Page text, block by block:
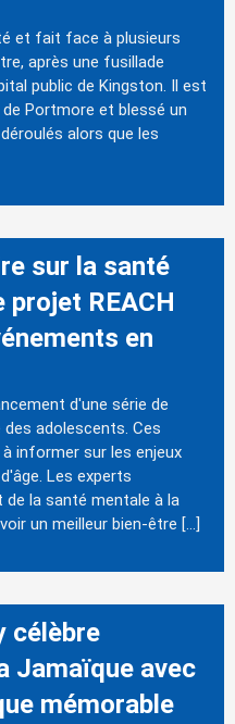
et fait face à plusieurs
après une fusillade
public de Kingston. Il est
Portmore et blessé un
alors que les
sur la santé
REACH
en
d'une série de
adolescents. Ces
informer sur les enjeux
Les experts
la santé mentale à la
un meilleur bien-être […]
célèbre
Jamaïque avec
mémorable